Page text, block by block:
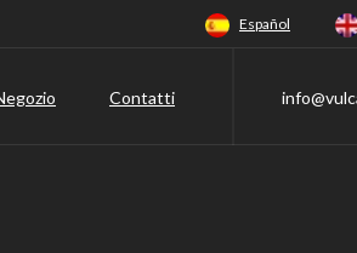
Español
Contatti